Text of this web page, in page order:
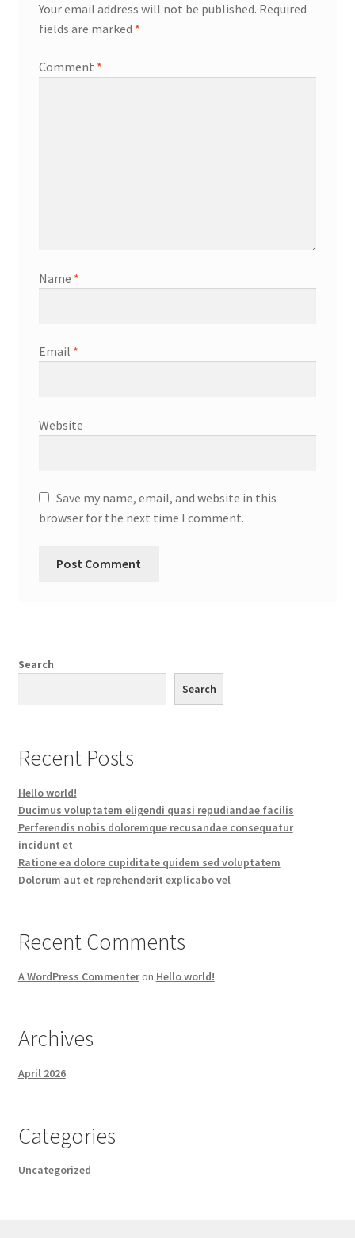
Your email address will not be published. Required
fields are marked *
Comment *
Name *
Email *
Website
Save my name, email, and website in this
browser for the next time I comment.
Search
Search
Recent Posts
Hello world!
Ducimus voluptatem eligendi quasi repudiandae facilis
Perferendis nobis doloremque recusandae consequatur
incidunt et
Ratione ea dolore cupiditate quidem sed voluptatem
Dolorum aut et reprehenderit explicabo vel
Recent Comments
A WordPress Commenteron Hello world!
Archives
April 2026
Categories
Uncategorized